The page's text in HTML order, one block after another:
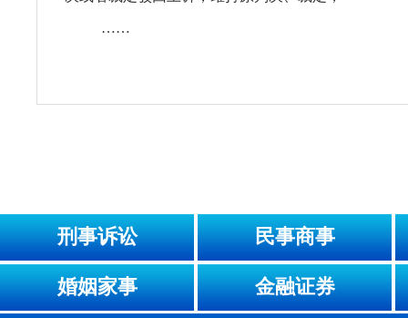
……
刑事诉讼 民事商事
婚姻家事 金融证券